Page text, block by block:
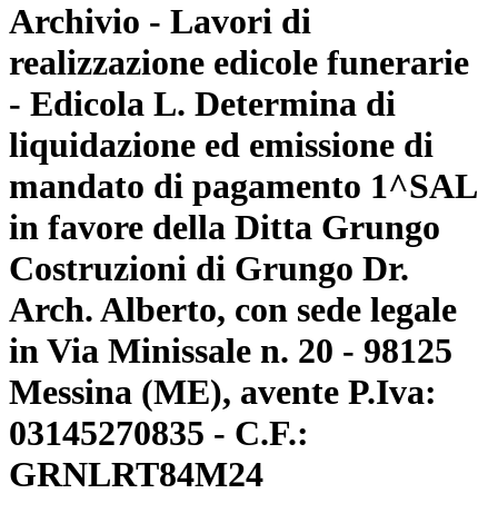
Archivio - Lavori di
realizzazione edicole funerarie
- Edicola L. Determina di
liquidazione ed emissione di
mandato di pagamento 1^SAL
in favore della Ditta Grungo
Costruzioni di Grungo Dr.
Arch. Alberto, con sede legale
in Via Minissale n. 20 - 98125
Messina (ME), avente P.Iva:
03145270835 - C.F.:
GRNLRT84M24